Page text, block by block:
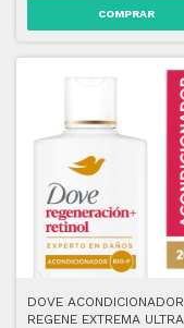
DOVE ACONDICIONADOR
REGENE EXTREMA ULTRA